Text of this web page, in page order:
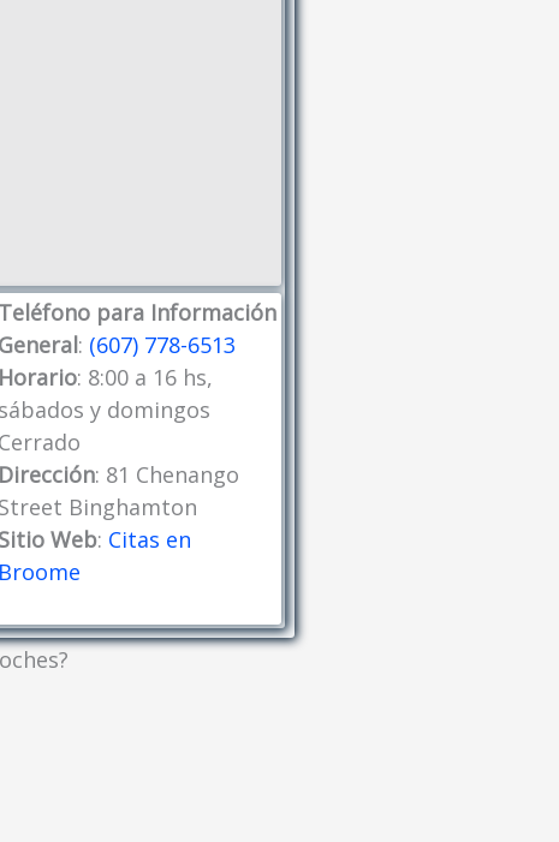
Teléfono para Información
General: (607) 778-6513
Horario: 8:00 a 16 hs,
sábados y domingos
Cerrado
Dirección: 81 Chenango
Street Binghamton
Sitio Web: Citas en
Broome